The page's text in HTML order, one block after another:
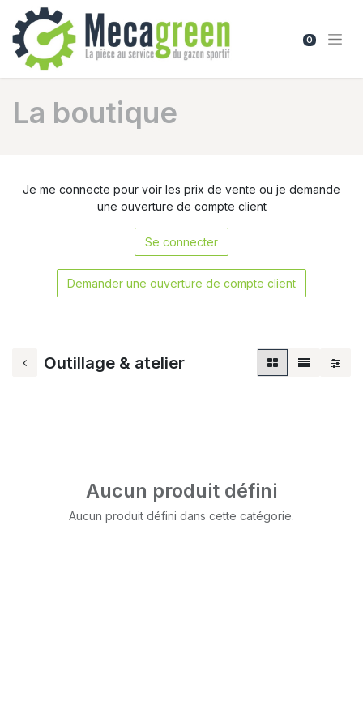
0
La boutique
Je me connecte pour voir les prix de vente ou je demande
une ouverture de compte client
Se connecter
Demander une ouverture de compte client
Outillage & atelier
Aucun produit défini
Aucun produit défini dans cette catégorie.